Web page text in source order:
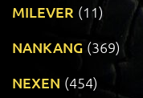
MILEVER (11)
NANKANG (369)
NEXEN (454)